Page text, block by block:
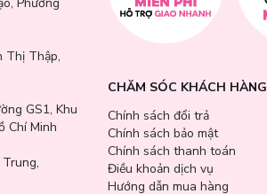
Thị Thập,
GS1, Khu
Chí Minh
CHĂM SÓC KHÁCH HÀNG
Chính sách đổi trả
Chính sách bảo mật
Chính sách thanh toán
Điều khoản dịch vụ
Hướng dẫn mua hàng